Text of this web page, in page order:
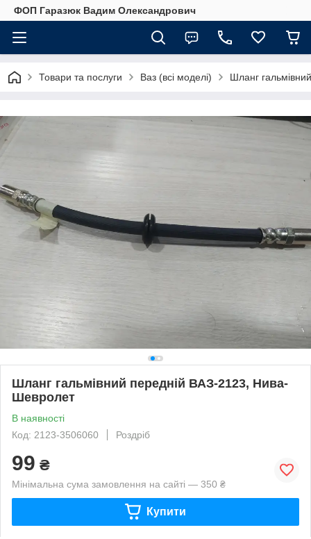
ФОП Гаразюк Вадим Олександрович
Товари та послуги Ваз (всі моделі) Шланг
Шланг гальмівний передній ВАЗ-2123, Нива-
Шевролет
В наявності
Код: 2123-3506060
Роздріб
99 ₴
Мінімальна сума замовлення на сайті — 350 ₴
Купити